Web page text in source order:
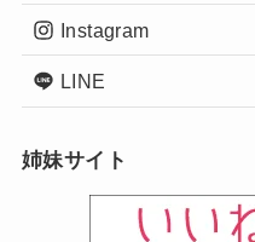
Instagram
LINE
姉妹サイト